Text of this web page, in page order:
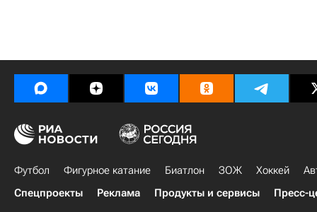
Футбол Фигурное катание Биатлон ЗОЖ Хоккей
Спецпроекты
Реклама Продукты и сервисы Пресс-